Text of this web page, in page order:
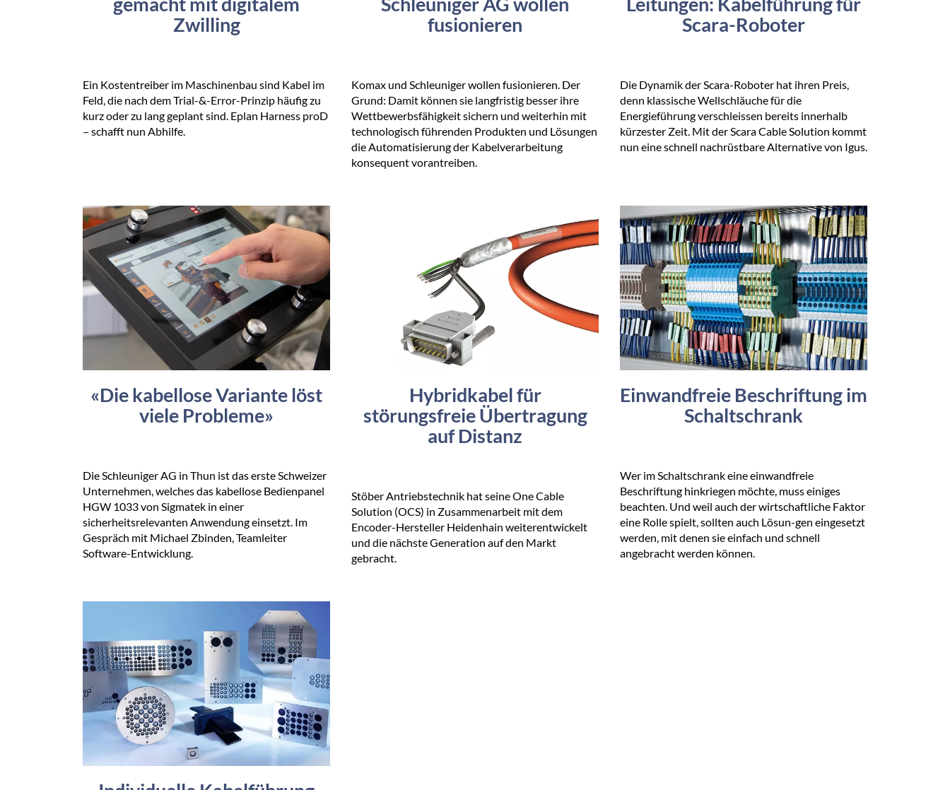
Zwilling
Ein Kostentreiber im Maschinenbau sind Kabel im
Feld, die nach dem Trial-&-Error-Prinzip häufig zu
kurz oder zu lang geplant sind. Eplan Harness proD
– schafft nun Abhilfe.
fusionieren
Komax und Schleuniger wollen fusionieren. Der
Grund: Damit können sie langfristig besser ihre
Wettbewerbsfähigkeit sichern und weiterhin mit
technologisch führenden Produkten und Lösungen
die Automatisierung der Kabelverarbeitung
konsequent vorantreiben.
Scara-Roboter
Die Dynamik der Scara-Roboter hat ihren Preis,
denn klassische Wellschläuche für die
Energieführung verschleissen bereits innerhalb
kürzester Zeit. Mit der Scara Cable Solution kommt
nun eine schnell nachrüstbare Alternative von Igus.
«Die kabellose Variante löst
viele Probleme»
Die Schleuniger AG in Thun ist das erste Schweizer
Unternehmen, welches das kabellose Bedienpanel
HGW 1033 von Sigmatek in einer
sicherheitsrelevanten Anwendung einsetzt. Im
Gespräch mit Michael Zbinden, Teamleiter
Software-Entwicklung.
Hybridkabel für
störungsfreie Übertragung
auf Distanz
Stöber Antriebstechnik hat seine One Cable
Solution (OCS) in Zusammenarbeit mit dem
Encoder-Hersteller Heidenhain weiterentwickelt
und die nächste Generation auf den Markt
gebracht.
Einwandfreie Beschriftung im
Schaltschrank
Wer im Schaltschrank eine einwandfreie
Beschriftung hinkriegen möchte, muss einiges
beachten. Und weil auch der wirtschaftliche Faktor
eine Rolle spielt, sollten auch Lösun-gen eingesetzt
werden, mit denen sie einfach und schnell
angebracht werden können.